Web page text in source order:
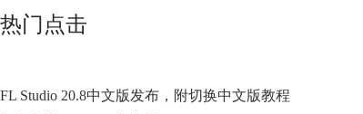
热门点击
FL Studio 20.8中文版发布，附切换中文版教程